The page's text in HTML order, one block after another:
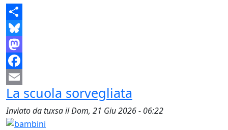
Share
Bluesky
Mastodon
Facebook
Email
La scuola sorvegliata
Inviato datuxsailDom, 21 Giu 2026 - 06:22